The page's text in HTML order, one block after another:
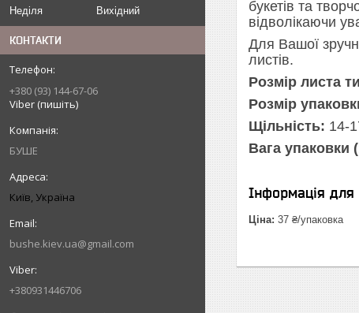
Неділя
Вихідний
КОНТАКТИ
+380 (93) 144-67-06
Viber (пишіть)
БУШЕ
Київ, Україна
bushe.kiev.ua@gmail.com
+380931446706
букетів та
відволікаючи
Для Вашої
листів.
Розмір листа
Розмір
Щільність: 14-
Вага упаковки
Інформація
Ціна: 37 ₴/упаковка